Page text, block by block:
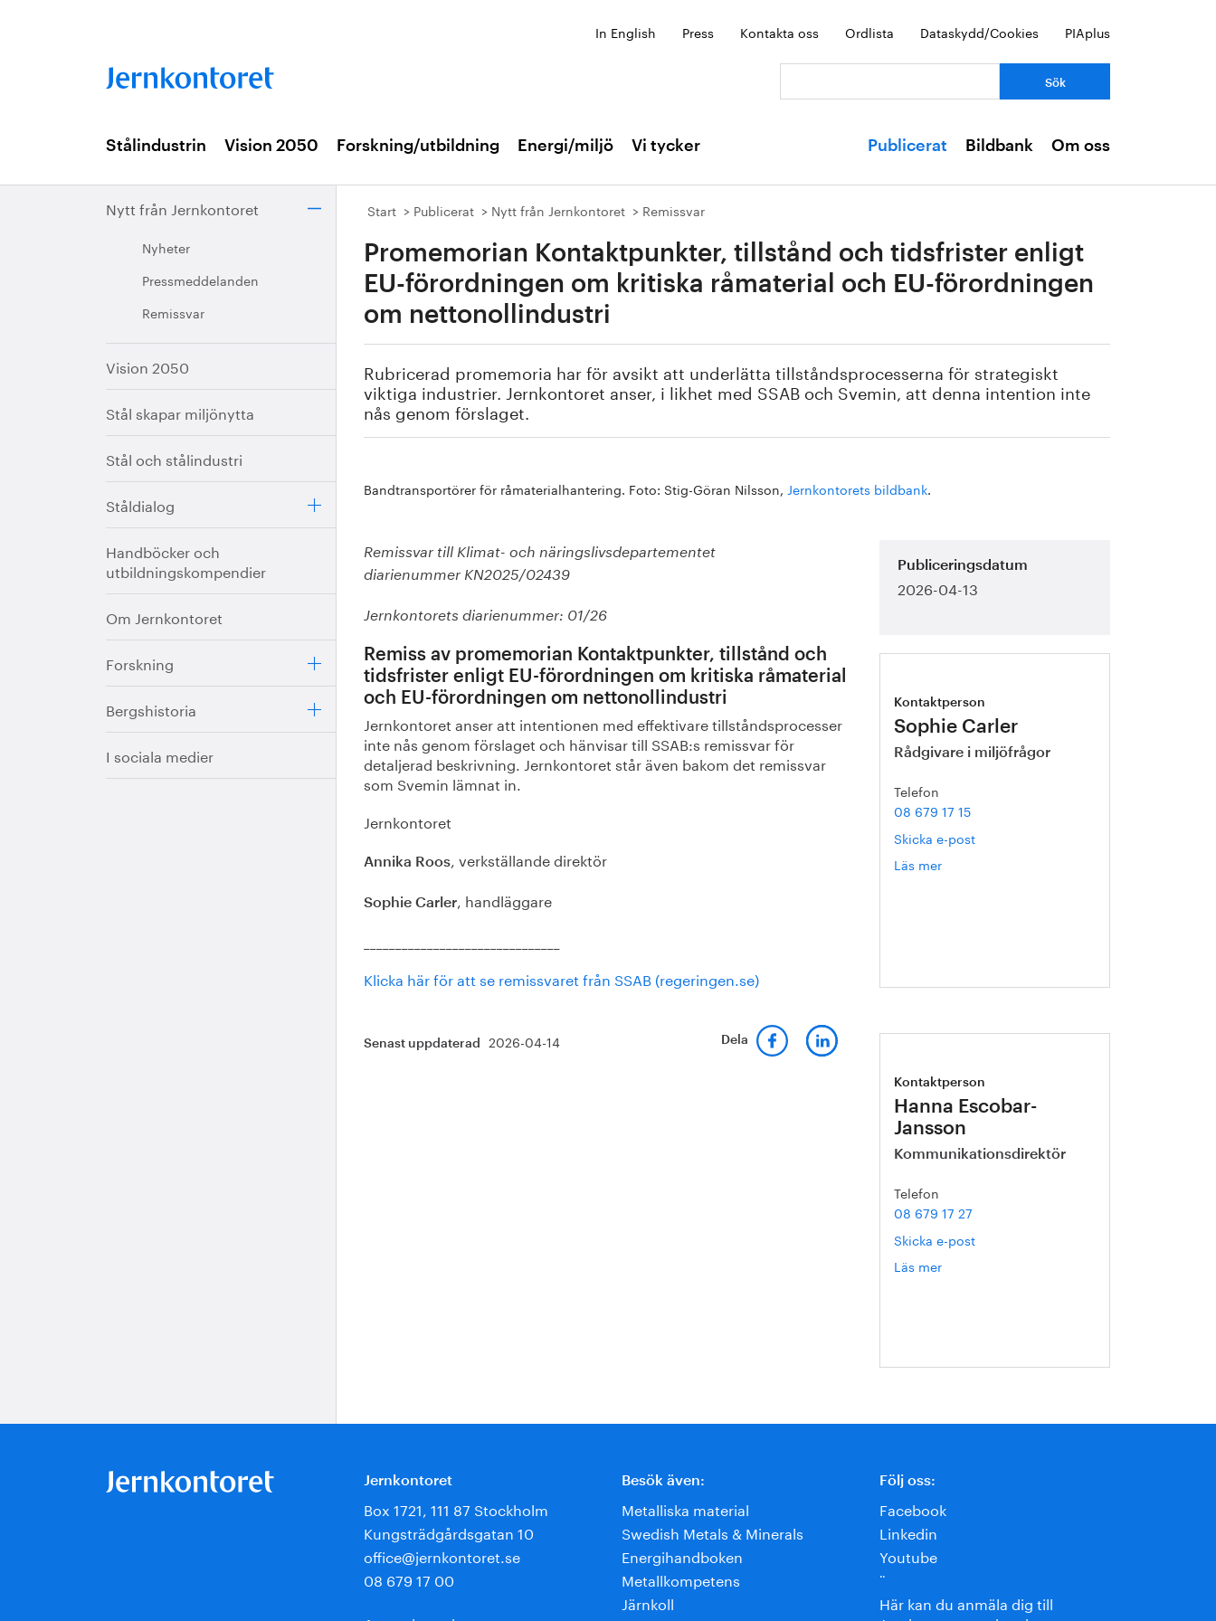
In English Press Kontakta oss Ordlista Dataskydd/Cookies PIAplus
Stålindustrin Vision 2050 Forskning/utbildning Energi/miljö Vi tycker Publicerat Bildbank Om oss
Nytt från Jernkontoret
Nyheter
Pressmeddelanden
Remissvar
Vision 2050
Stål skapar miljönytta
Stål och stålindustri
Ståldialog
Handböcker och
utbildningskompendier
Om Jernkontoret
Forskning
Bergshistoria
I sociala medier
Start Publicerat Nytt från Jernkontoret Remissvar
Promemorian Kontaktpunkter, tillstånd och tidsfrister enligt
EU-förordningen om kritiska råmaterial och EU-förordningen
om nettonollindustri
Rubricerad promemoria har för avsikt att underlätta tillståndsprocesserna för strategiskt
viktiga industrier. Jernkontoret anser, i likhet med SSAB och Svemin, att denna intention inte
nås genom förslaget.
Bandtransportörer för råmaterialhantering. Foto: Stig-Göran Nilsson, Jernkontorets bildbank.
Remissvar till Klimat- och näringslivsdepartementet
diarienummer KN2025/02439
Jernkontorets diarienummer: 01/26
Remiss av promemorian Kontaktpunkter, tillstånd och
tidsfrister enligt EU-förordningen om kritiska råmaterial
och EU-förordningen om nettonollindustri
Jernkontoret anser att intentionen med effektivare tillståndsprocesser
inte nås genom förslaget och hänvisar till SSAB:s remissvar för
detaljerad beskrivning. Jernkontoret står även bakom det remissvar
som Svemin lämnat in.
Jernkontoret
Annika Roos, verkställande direktör
Sophie Carler, handläggare
Klicka här för att se remissvaret från SSAB (regeringen.se)
Senast uppdaterad 2026-04-14 Dela
Publiceringsdatum
2026-04-13
Kontaktperson
Sophie Carler
Rådgivare i miljöfrågor
Telefon
08 679 17 15
Skicka e-post
Läs mer
Kontaktperson
Hanna Escobar-
Jansson
Kommunikationsdirektör
Telefon
08 679 17 27
Skicka e-post
Läs mer
Jernkontoret
Box 1721, 111 87 Stockholm
Kungsträdgårdsgatan 10
office@jernkontoret.se
08 679 17 00
Besök även:
Metalliska material
Swedish Metals & Minerals
Energihandboken
Metallkompetens
Järnkoll
Följ oss:
Facebook
Linkedin
Youtube
¨
Här kan du anmäla dig till